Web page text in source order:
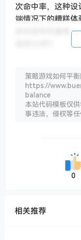
次命中率，这种
端情况下的糟糕
游戏里特别重要
《神选战争》采
随机的，但玩家
来"锁定"某些装备
到自己的策略选
纯随机掉落，这
记得去年玩《极
来的策略游戏会更
策略游戏如何平
https://
balance
本站代码模板仅
事违法，侵权等任
0
相关推荐